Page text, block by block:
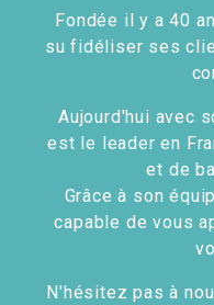
Fondée il y a 40
su fidéliser ses
Aujourd'hui avec
est le leader en
et de
Grâce à son
capable de vous
N'hésitez pas à